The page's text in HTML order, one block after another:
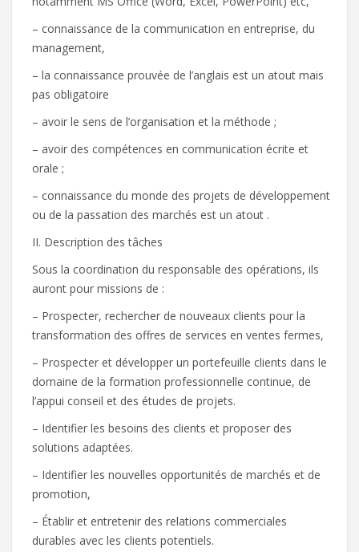
– connaissance de la communication en entreprise, du
management,
– la connaissance prouvée de l’anglais est un atout mais
pas obligatoire
– avoir le sens de l’organisation et la méthode ;
– avoir des compétences en communication écrite et
orale ;
– connaissance du monde des projets de développement
ou de la passation des marchés est un atout .
II. Description des tâches
Sous la coordination du responsable des opérations, ils
auront pour missions de :
– Prospecter, rechercher de nouveaux clients pour la
transformation des offres de services en ventes fermes,
– Prospecter et développer un portefeuille clients dans le
domaine de la formation professionnelle continue, de
l’appui conseil et des études de projets.
– Identifier les besoins des clients et proposer des
solutions adaptées.
– Identifier les nouvelles opportunités de marchés et de
promotion,
– Établir et entretenir des relations commerciales
durables avec les clients potentiels.